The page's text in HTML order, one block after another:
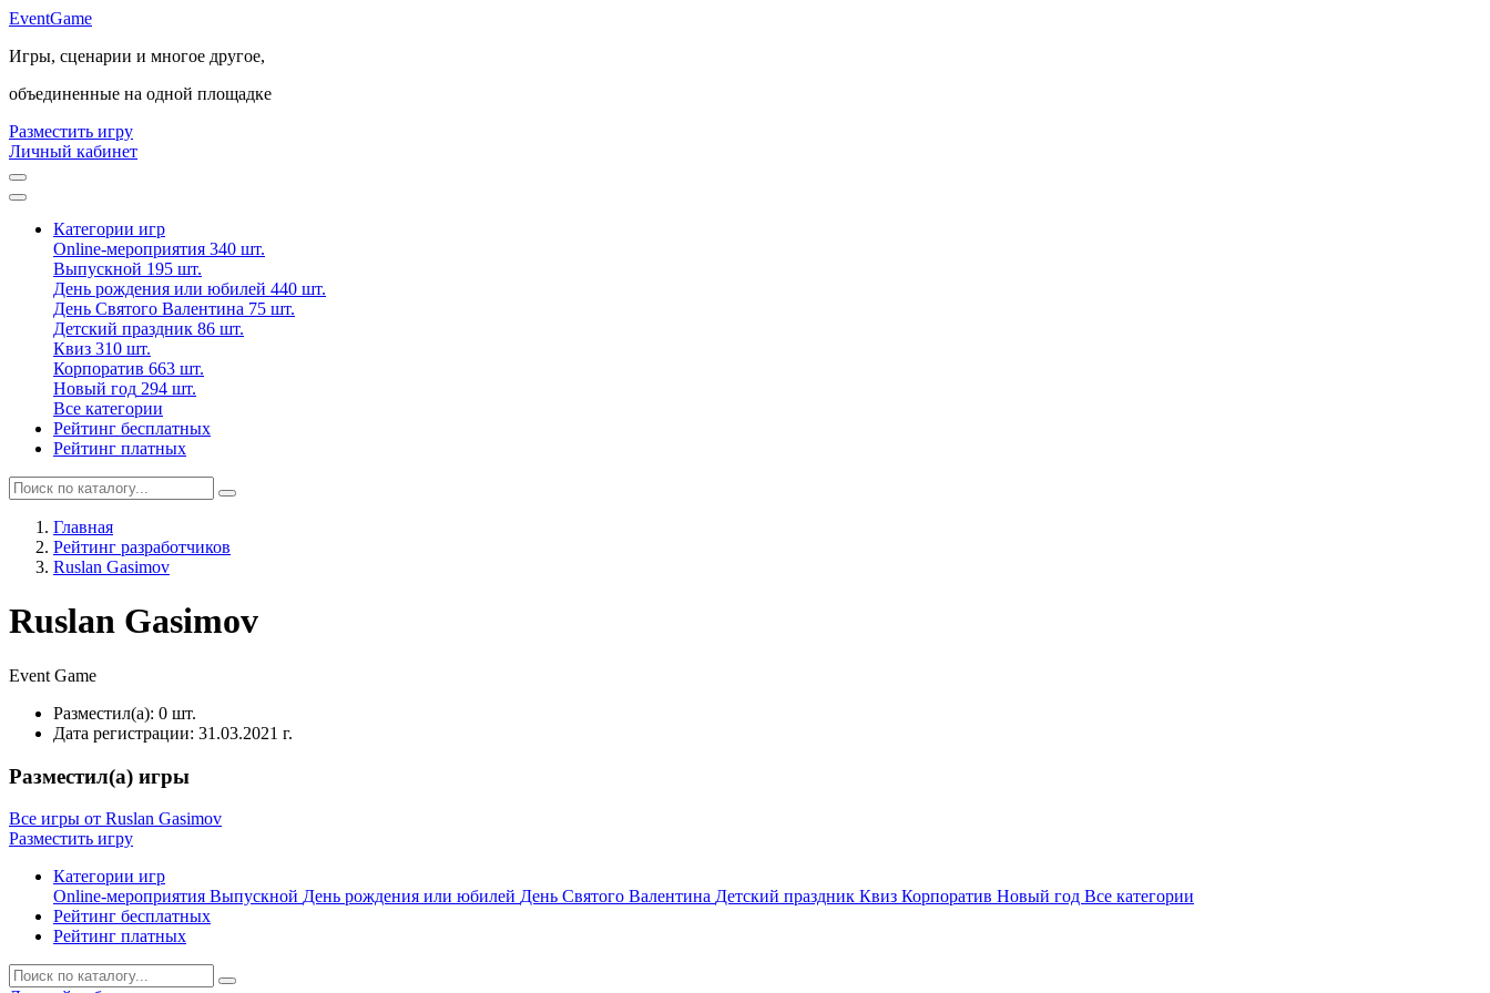
EventGame
Игры, сценарии и многое другое,
объединенные на одной площадке
Разместить игру
Личный кабинет
Категории игр
Online-мероприятия 340 шт.
Выпускной 195 шт.
День рождения или юбилей 440 шт.
День Святого Валентина 75 шт.
Детский праздник 86 шт.
Квиз 310 шт.
Корпоратив 663 шт.
Новый год 294 шт.
Все категории
Рейтинг бесплатных
Рейтинг платных
Главная
Рейтинг разработчиков
Ruslan Gasimov
Ruslan Gasimov
Event Game
Разместил(а): 0 шт.
Дата регистрации: 31.03.2021 г.
Разместил(а) игры
Все игры от Ruslan Gasimov
Разместить игру
Категории игр
Online-мероприятия Выпускной День рождения или юбилей День Святого Валентина Детский праздник Квиз Корпоратив Новый год Все категории
Рейтинг бесплатных
Рейтинг платных